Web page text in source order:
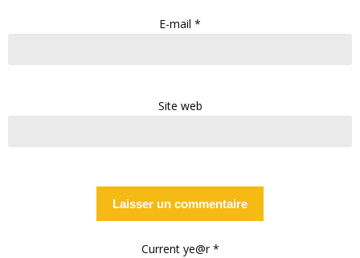
E-mail *
Site web
Current ye@r*